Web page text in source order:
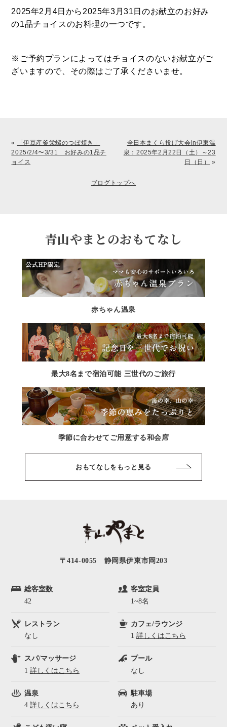
2025年2月4日から2025年3月31日のお献立のお好み
の1品チョイスのお料理の一つです。
※ご予約プランによってはチョイスのないお献立がご
ざいますので、その際はご了承くださいませ。
«
「伊豆産釜栄螺のつぼ焼き」
2025/2/4〜3/31 お好みの1品チ
ョイス
ブログトップへ
全日本まくら投げ大会in伊東温
泉：2025年2月22日（土）～23
日（日）
»
青山やまとのおもてなし
赤ちゃん温泉
最大8名まで宿泊可能 三世代のご旅行
季節に合わせてご用意する和会席
おもてなしをもっと見る
〒414-0055 静岡県伊東市岡203
総客室数
42
客室定員
1~8名
レストラン
なし
カフェ/ラウンジ
1 詳しくはこちら
スパ/マッサージ
1 詳しくはこちら
プール
なし
温泉
4 詳しくはこちら
駐車場
あり